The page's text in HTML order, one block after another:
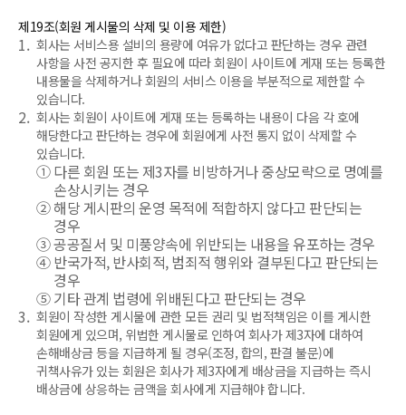
제19조(회원 게시물의 삭제 및 이용 제한)
1. 회사는 서비스용 설비의 용량에 여유가 없다고 판단하는 경우 관련
사항을 사전 공지한 후 필요에 따라 회원이 사이트에 게재 또는 등록한
내용물을 삭제하거나 회원의 서비스 이용을 부분적으로 제한할 수
있습니다.
2. 회사는 회원이 사이트에 게재 또는 등록하는 내용이 다음 각 호에
해당한다고 판단하는 경우에 회원에게 사전 통지 없이 삭제할 수
있습니다.
①다른 회원 또는 제3자를 비방하거나 중상모략으로 명예를
손상시키는 경우
②해당 게시판의 운영 목적에 적합하지 않다고 판단되는
경우
③공공질서 및 미풍양속에 위반되는 내용을 유포하는 경우
④반국가적, 반사회적, 범죄적 행위와 결부된다고 판단되는
경우
⑤기타 관계 법령에 위배된다고 판단되는 경우
3. 회원이 작성한 게시물에 관한 모든 권리 및 법적책임은 이를 게시한
회원에게 있으며, 위법한 게시물로 인하여 회사가 제3자에 대하여
손해배상금 등을 지급하게 될 경우(조정, 합의, 판결 불문)에
귀책사유가 있는 회원은 회사가 제3자에게 배상금을 지급하는 즉시
배상금에 상응하는 금액을 회사에게 지급해야 합니다.